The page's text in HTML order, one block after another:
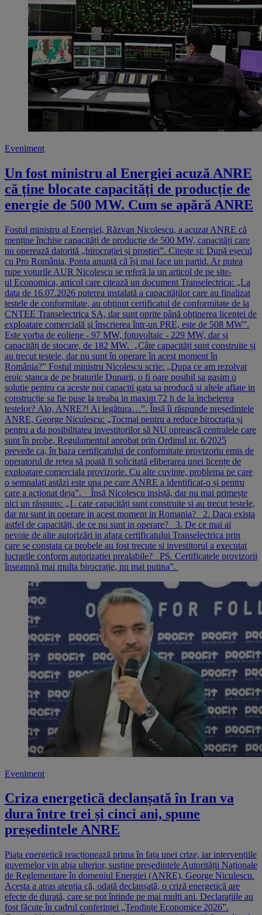
Eveniment
Un fost ministru al Energiei acuză ANRE
că ține blocate capacități de producție de
energie de 500 MW. Cum se apără ANRE
Fostul ministru al Energiei, Răzvan Nicolescu, a acuzat ANRE că
menține închise capacități de producție de 500 MW, capacități care
nu operează datorită „birocrației și prostiei”. Citește și: După eșecul
cu Pro România, Ponta anunță că își mai face un partid. Ar putea
rupe voturile AUR Nicolescu se referă la un articol de pe site-
ul Economica, articol care citează un document Transelectrica: „La
data de 16.07.2026 puterea instalată a capacităților care au finalizat
testele de conformitate, au obţinut certificatul de conformitate de la
CNTEE Transelectrica SA, dar sunt oprite până obținerea licenţei de
exploatare comercială şi înscrierea într-un PRE, este de 508 MW”.
Este vorba de eoliene - 97 MW, fotovoltaic - 229 MW, dar și
capacități de stocare, de 182 MW. „Câte capacități sunt construite și
au trecut testele, dar nu sunt în operare în acest moment în
România?” Fostul ministru Nicolescu scrie: „Dupa ce am rezolvat
eroic stanca de pe braturile Dunarii, o fi oare posibil sa gasim o
solutie pentru ca aceste noi capaciti gata sa producă si altele aflate in
construcție sa fie puse la treaba in maxim 72 h de la incheierea
testelor? Alo, ANRE?! Ai legătura…”. Însă îi răspunde președintele
ANRE, George Niculescu: „Tocmai pentru a reduce birocrația și
pentru a da posibilitatea investitorilor să NU oprească centralele care
sunt în probe, Regulamentul aprobat prin Ordinul nr. 6/2025
prevede ca, în baza certificatului de conformitate provizoriu emis de
operatorul de rețea să poată fi solicitată eliberarea unei licențe de
exploatare comerciala provizorie. Cu alte cuvinte, problema pe care
o semnalați astăzi este una pe care ANRE a identificat-o și pentru
care a acționat deja”. Însă Nicolescu insistă, dar nu mai primește
nici un răspuns: „1. cate capacități sunt construite si au trecut testele,
dar nu sunt in operare in acest moment in Romania? 2. Daca exista
astfel de capacități, de ce nu sunt in operare? 3. De ce mai ai
nevoie de alte autorizări in afara certificatului Transelectrica prin
care se constata ca probele au fost trecute si investitorul a executat
lucrarile conform autorizatiei prealabile? PS. Certificatele provizorii
înseamnă mai multa birocrație, nu mai putina”.
Eveniment
Criza energetică declanșată în Iran va
dura între trei și cinci ani, spune
președintele ANRE
Piața energetică reacționează prima în fața unei crize, iar intervențiile
guvernelor vin abia ulterior, susține președintele Autorității Naționale
de Reglementare în domeniul Energiei (ANRE), George Niculescu.
Acesta a atras atenția că, odată declanșată, o criză energetică are
efecte de durată, care se pot întinde pe mai mulți ani. Declarațiile au
fost făcute în cadrul conferinței „Tendințe Economice 2026”.